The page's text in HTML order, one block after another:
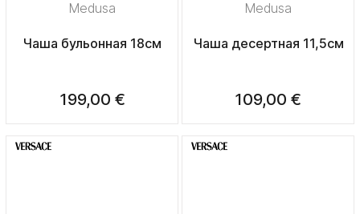
Medusa
Чаша бульонная 18см
199,00 €
Medusa
Чаша десертная 11,5см
109,00 €